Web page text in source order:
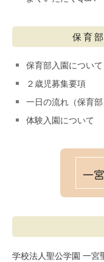
保育
保育部入園について
２歳児募集要項
一日の流れ（保育部
体験入園について
学校法人聖公学園 一宮